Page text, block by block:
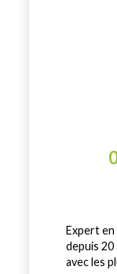
Expert
depuis 20
avec les